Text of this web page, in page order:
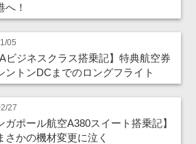
へ！
05
ビジネスクラス搭乗記】特典航空券
ントンDCまでのロングフライト
27
ガポール航空A380スイート搭乗記】
さかの機材変更に泣く